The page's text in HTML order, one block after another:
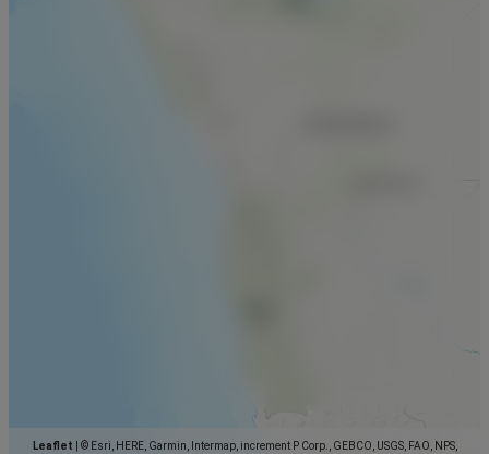
Leaflet
© Esri, HERE, Garmin, Intermap, increment P Corp., GEBCO, USGS, FAO, NPS,